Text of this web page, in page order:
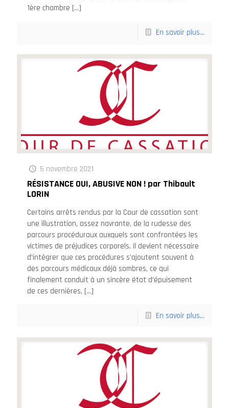
1ère chambre […]
En savoir plus...
5 novembre 2021
RÉSISTANCE OUI, ABUSIVE NON ! par Thibault
LORIN
Certains arrêts rendus par la Cour de cassation sont
une illustration, assez navrante, de la rudesse des
parcours procéduraux auxquels sont confrontées les
victimes de préjudices corporels. Il devient nécessaire
d’intégrer que ces procédures s’ajoutent souvent à
des parcours médicaux déjà sombres, ce qui
finalement conduit à un sincère état d’épuisement
de ces dernières, […]
En savoir plus...